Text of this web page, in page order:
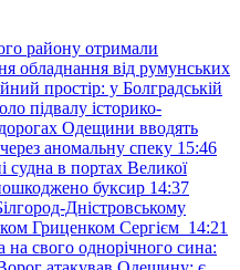
району отримали
обладнання від румунських
простір: у Болградській
підвалу історико-
Одещини вводять
аномальну спеку 15:46
судна в портах Великої
буксир 14:37
Дністровському
Гриценком Сергієм 14:21
на свого однорічного сина: